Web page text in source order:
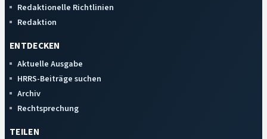
Redaktionelle Richtlinien
Redaktion
ENTDECKEN
Aktuelle Ausgabe
HRRS-Beiträge suchen
Archiv
Rechtsprechung
TEILEN